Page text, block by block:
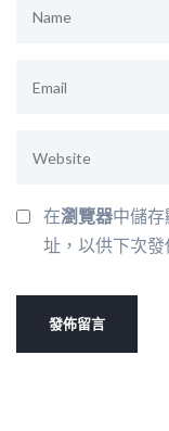
在瀏覽器中儲
址，以供下次發